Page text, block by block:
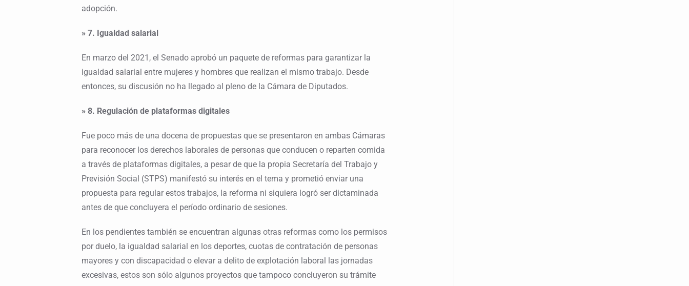
adopción.
» 7. Igualdad salarial
En marzo del 2021, el Senado aprobó un paquete de reformas para garantizar la
igualdad salarial entre mujeres y hombres que realizan el mismo trabajo. Desde
entonces, su discusión no ha llegado al pleno de la Cámara de Diputados.
» 8. Regulación de plataformas digitales
Fue poco más de una docena de propuestas que se presentaron en ambas Cámaras
para reconocer los derechos laborales de personas que conducen o reparten comida
a través de plataformas digitales, a pesar de que la propia Secretaría del Trabajo y
Previsión Social (STPS) manifestó su interés en el tema y prometió enviar una
propuesta para regular estos trabajos, la reforma ni siquiera logró ser dictaminada
antes de que concluyera el período ordinario de sesiones.
En los pendientes también se encuentran algunas otras reformas como los permisos
por duelo, la igualdad salarial en los deportes, cuotas de contratación de personas
mayores y con discapacidad o elevar a delito de explotación laboral las jornadas
excesivas, estos son sólo algunos proyectos que tampoco concluyeron su trámite